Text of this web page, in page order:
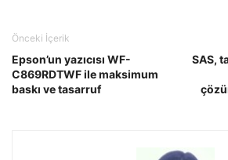
Önceki İçerik
Epson’un yazıcısı WF-
C869RDTWF ile maksimum
baskı ve tasarruf
SAS,